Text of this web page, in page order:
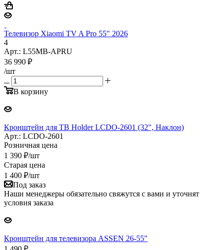
Телевизор Xiaomi TV A Pro 55" 2026
4
Арт.: L55MB-APRU
36 990 ₽
/шт
В корзину
Кронштейн для ТВ Holder LCDO-2601 (32", Наклон)
Арт.: LCDO-2601
Розничная цена
1 390 ₽/шт
Старая цена
1 400 ₽/шт
Под заказ
Наши менеджеры обязательно свяжутся с вами и уточнят
условия заказа
Кронштейн для телевизора ASSEN 26-55"